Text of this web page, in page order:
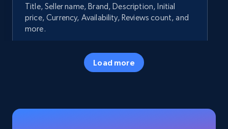
Title, Seller name, Brand, Description, Initial
price, Currency, Availability, Reviews count, and
more.
5.7K+
Load more